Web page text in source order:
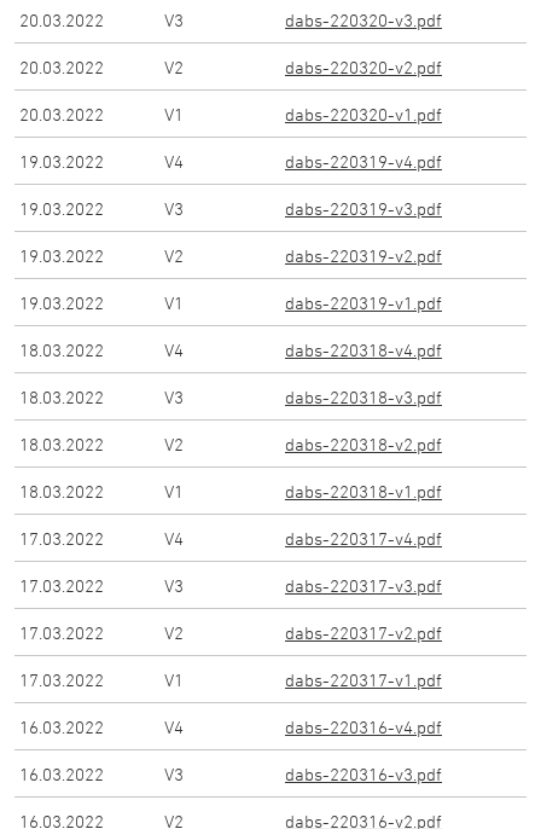
20.03.2022 V3 dabs-220320-v3.pdf
20.03.2022 V2 dabs-220320-v2.pdf
20.03.2022 V1 dabs-220320-v1.pdf
19.03.2022 V4 dabs-220319-v4.pdf
19.03.2022 V3 dabs-220319-v3.pdf
19.03.2022 V2 dabs-220319-v2.pdf
19.03.2022 V1 dabs-220319-v1.pdf
18.03.2022 V4 dabs-220318-v4.pdf
18.03.2022 V3 dabs-220318-v3.pdf
18.03.2022 V2 dabs-220318-v2.pdf
18.03.2022 V1 dabs-220318-v1.pdf
17.03.2022 V4 dabs-220317-v4.pdf
17.03.2022 V3 dabs-220317-v3.pdf
17.03.2022 V2 dabs-220317-v2.pdf
17.03.2022 V1 dabs-220317-v1.pdf
16.03.2022 V4 dabs-220316-v4.pdf
16.03.2022 V3 dabs-220316-v3.pdf
16.03.2022 V2 dabs-220316-v2.pdf